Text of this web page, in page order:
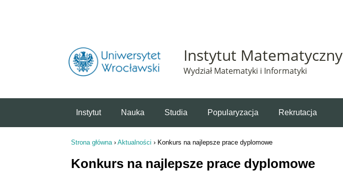
Instytut Matematyczny
Wydział Matematyki i Informatyki
Instytut Nauka Studia Popularyzacja Rekrutacja
Strona główna› Aktualności › Konkurs na najlepsze prace dyplomowe
Konkurs na najlepsze prace dyplomowe